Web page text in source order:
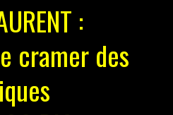
:
cramer des